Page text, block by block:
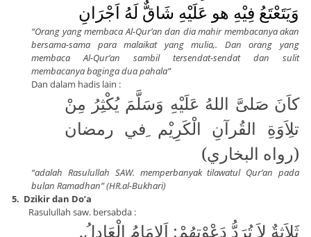
وَيَتَعْتَعُ فِيْهِ هو عَلَيْهِ شَاقٌّ لَهُ اَجْرَانِ
“Orang yang membaca Al-Qur’an dan dia mahir membacanya akan
bersama-sama para malaikat yang mulia,. Dan orang yang
membaca Al-Qur’an sambil tersendat-sendat dan sulit
membacanya baginga dua pahala”
Dan dalam hadis lain :
كاَنَ صَلىَّ اللهُ عَلَيْهِ وَسَلَّمَ يُكْثِرُ مِنْ
تلِاَوَةِ القُرآنِ الْكَرِيْم ِفي رمضان
(رواه البخاري)
“adalah Rasulullah SAW. memperbanyak tilawatul Qur’an pada
bulan Ramadhan” (HR.al-Bukhari)
5. Dzikir dan Do’a
Rasulullah saw. bersabda :
ثَلاَثةٌ لاَ تُرَدُّ دَعْوْتهُمْ: اَلِإمَامُ الْعَادِلُ,